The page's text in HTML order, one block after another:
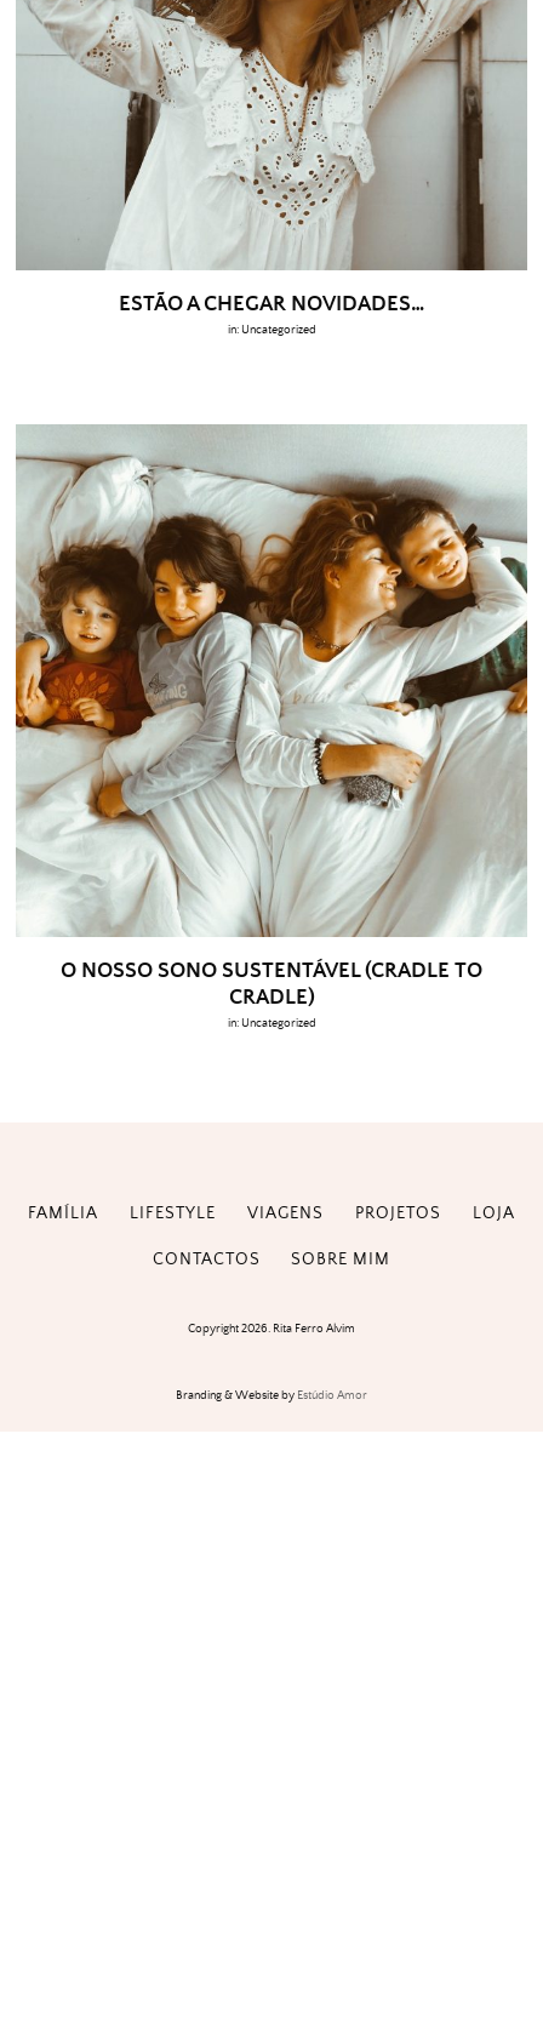
ESTÃO A CHEGAR NOVIDADES…
in: Uncategorized
O NOSSO SONO SUSTENTÁVEL (CRADLE TO
CRADLE)
in: Uncategorized
FAMÍLIA LIFESTYLE VIAGENS PROJETOS LOJA
CONTACTOS SOBRE MIM
Copyright 2026. Rita Ferro Alvim
Branding & Website by Estúdio Amor